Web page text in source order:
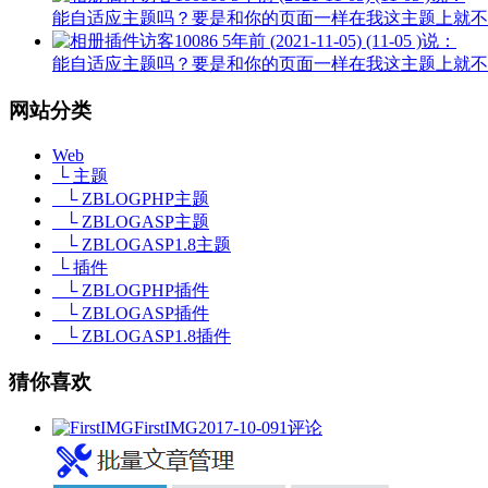
能自适应主题吗？要是和你的页面一样在我这主题上就
访客10086 5年前 (2021-11-05) (11-05 )说：
能自适应主题吗？要是和你的页面一样在我这主题上就
网站分类
Web
└ 主题
└ ZBLOGPHP主题
└ ZBLOGASP主题
└ ZBLOGASP1.8主题
└ 插件
└ ZBLOGPHP插件
└ ZBLOGASP插件
└ ZBLOGASP1.8插件
猜你喜欢
FirstIMG2017-10-091评论